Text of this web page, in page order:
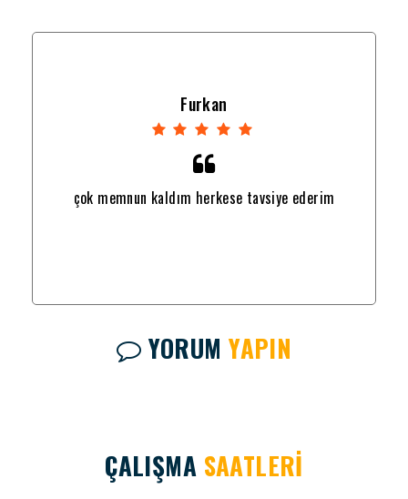
Furkan
çok memnun kaldım herkese tavsiye ederim
YORUMYAPIN
ÇALIŞMA SAATLERİ